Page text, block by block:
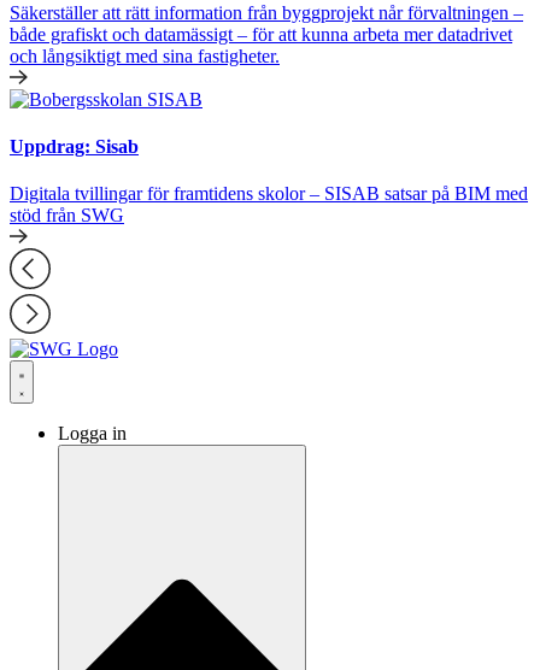
Säkerställer att rätt information från byggprojekt når förvaltningen –
både grafiskt och datamässigt – för att kunna arbeta mer datadrivet
och långsiktigt med sina fastigheter.
Uppdrag: Sisab
Digitala tvillingar för framtidens skolor – SISAB satsar på BIM med
stöd från SWG
Logga in